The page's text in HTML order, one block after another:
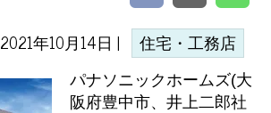
2021年10月14日 | 住宅・工務店
パナソニックホームズ(大
阪府豊中市、井上二郎社